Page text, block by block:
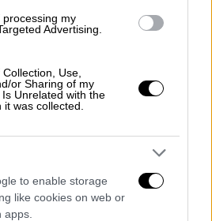
my
Advertising.
Use,
or Sharing of my
Unrelated with the
was collected.
to enable storage
like cookies on web or
video